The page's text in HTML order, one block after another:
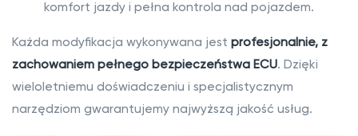
e
komfort jazdy i pełna kontrola nad pojazdem.
Każda modyfikacja wykonywana jest profesjonalnie, z
zachowaniem pełnego bezpieczeństwa ECU. Dzięki
wieloletniemu doświadczeniu i specjalistycznym
narzędziom gwarantujemy najwyższą jakość usług.